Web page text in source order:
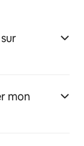
mon